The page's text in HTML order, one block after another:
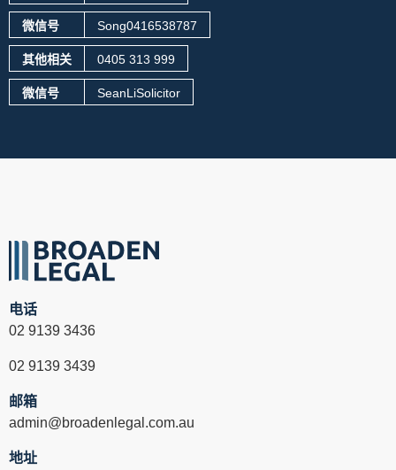
微信号 Song0416538787
其他相关 0405 313 999
微信号 SeanLiSolicitor
电话
02 9139 3436
02 9139 3439
邮箱
admin@broadenlegal.com.au
地址